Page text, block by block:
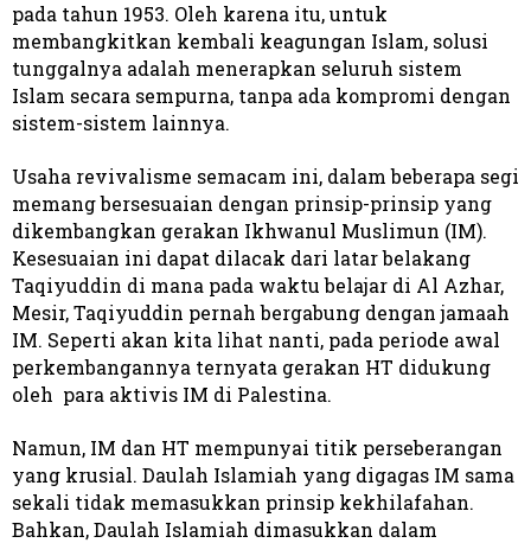
pada tahun 1953. Oleh karena itu, untuk
membangkitkan kembali keagungan Islam, solusi
tunggalnya adalah menerapkan seluruh sistem
Islam secara sempurna, tanpa ada kompromi dengan
sistem-sistem lainnya.
Usaha revivalisme semacam ini, dalam beberapa segi
memang bersesuaian dengan prinsip-prinsip yang
dikembangkan gerakan Ikhwanul Muslimun (IM).
Kesesuaian ini dapat dilacak dari latar belakang
Taqiyuddin di mana pada waktu belajar di Al Azhar,
Mesir, Taqiyuddin pernah bergabung dengan jamaah
IM. Seperti akan kita lihat nanti, pada periode awal
perkembangannya ternyata gerakan HT didukung
oleh para aktivis IM di Palestina.
Namun, IM dan HT mempunyai titik perseberangan
yang krusial. Daulah Islamiah yang digagas IM sama
sekali tidak memasukkan prinsip kekhilafahan.
Bahkan, Daulah Islamiah dimasukkan dalam